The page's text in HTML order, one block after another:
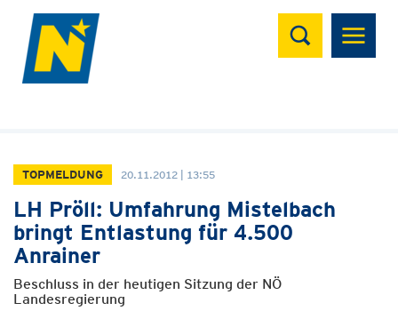
Suchen
TOPMELDUNG 20.11.2012 | 13:55
LH Pröll: Umfahrung Mistelbach
bringt Entlastung für 4.500
Anrainer
Beschluss in der heutigen Sitzung der NÖ
Landesregierung